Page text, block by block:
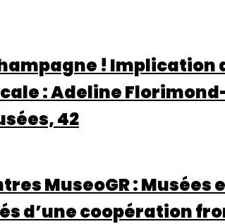
!
: Adeline
42
MuseoGR : Musées
d’une coopération